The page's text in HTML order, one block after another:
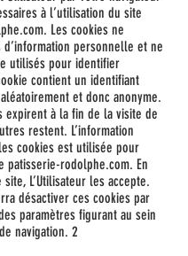
à l’utilisation du site
Les cookies ne
d’information personnelle et ne
utilisés pour identifier
contient un identifiant
et donc anonyme.
expirent à la fin de la visite de
restent. L’information
cookies est utilisée pour
patisserie-rodolphe.com. En
L’Utilisateur les accepte.
désactiver ces cookies par
paramètres figurant au sein
navigation. 2